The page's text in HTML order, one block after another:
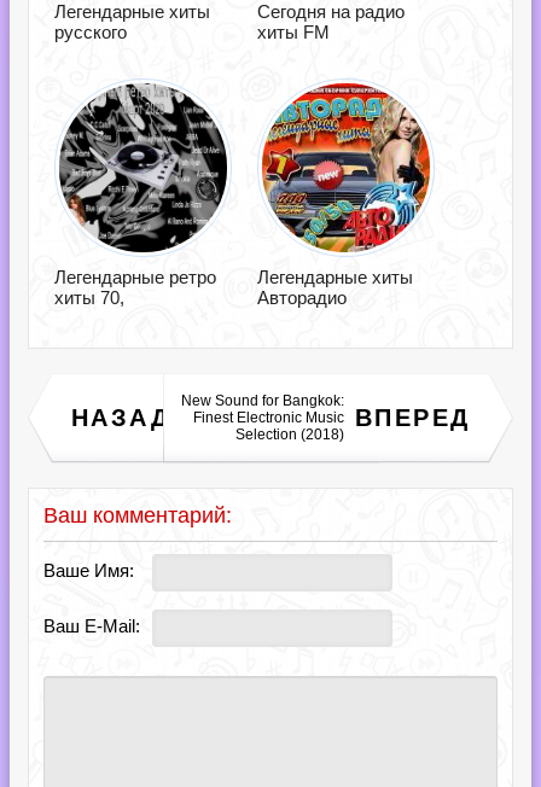
Легендарные хиты
русского
Сегодня на радио
хиты FM
Легендарные ретро
хиты 70,
Легендарные хиты
Авторадио
НАЗАД
Vintergata - Смородина
(2018)
ВПЕРЕД
New Sound for Bangkok:
Finest Electronic Music
Selection (2018)
Ваш комментарий:
Ваше Имя:
Ваш E-Mail: